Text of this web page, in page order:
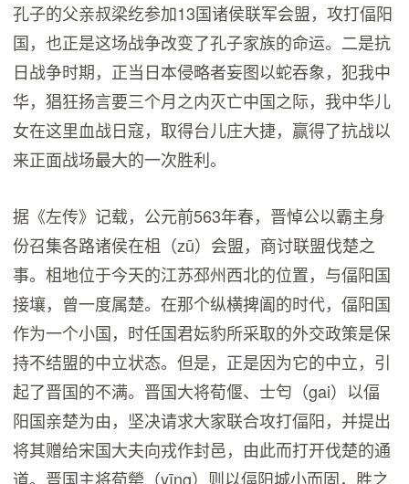
孔子的父亲叔梁纥参加13国诸侯联军会盟，攻打偪阳
国，也正是这场战争改变了孔子家族的命运。二是抗
日战争时期，正当日本侵略者妄图以蛇吞象，犯我中
华，猖狂扬言要三个月之内灭亡中国之际，我中华儿
女在这里血战日寇，取得台儿庄大捷，赢得了抗战以
来正面战场最大的一次胜利。
据《左传》记载，公元前563年春，晋悼公以霸主身
份召集各路诸侯在柤（zū）会盟，商讨联盟伐楚之
事。柤地位于今天的江苏邳州西北的位置，与偪阳国
接壤，曾一度属楚。在那个纵横捭阖的时代，偪阳国
作为一个小国，时任国君妘豹所采取的外交政策是保
持不结盟的中立状态。但是，正是因为它的中立，引
起了晋国的不满。晋国大将荀偃、士匄（gai）以偪
阳国亲楚为由，坚决请求大家联合攻打偪阳，并提出
将其赠给宋国大夫向戎作封邑，由此而打开伐楚的通
道。晋国主将荀罃（yīng）则以偪阳城小而固，胜之